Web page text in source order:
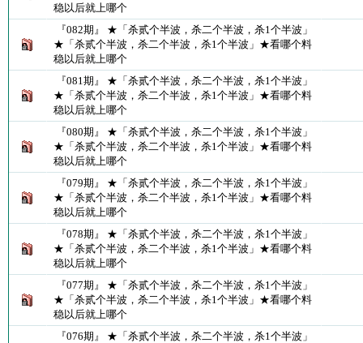
稳以后就上哪个
『082期』 ★「杀贰个半波，杀二个半波，杀1个半波」
★「杀贰个半波，杀二个半波，杀1个半波」★看哪个料
稳以后就上哪个
『081期』 ★「杀贰个半波，杀二个半波，杀1个半波」
★「杀贰个半波，杀二个半波，杀1个半波」★看哪个料
稳以后就上哪个
『080期』 ★「杀贰个半波，杀二个半波，杀1个半波」
★「杀贰个半波，杀二个半波，杀1个半波」★看哪个料
稳以后就上哪个
『079期』 ★「杀贰个半波，杀二个半波，杀1个半波」
★「杀贰个半波，杀二个半波，杀1个半波」★看哪个料
稳以后就上哪个
『078期』 ★「杀贰个半波，杀二个半波，杀1个半波」
★「杀贰个半波，杀二个半波，杀1个半波」★看哪个料
稳以后就上哪个
『077期』 ★「杀贰个半波，杀二个半波，杀1个半波」
★「杀贰个半波，杀二个半波，杀1个半波」★看哪个料
稳以后就上哪个
『076期』 ★「杀贰个半波，杀二个半波，杀1个半波」